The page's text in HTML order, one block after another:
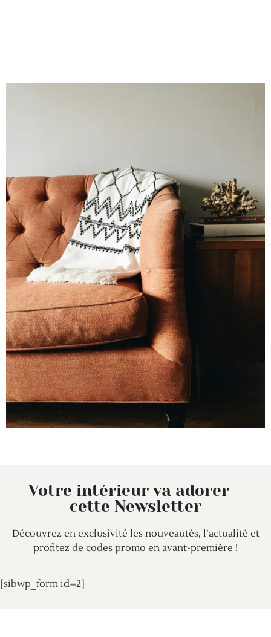
Votre intérieur va adorer
cette Newsletter
Découvrez en exclusivité les nouveautés, l’actualité et
profitez de codes promo en avant-première !
[sibwp_form id=2]